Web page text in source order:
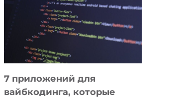
ИНСТРУМЕНТОВ
ДЛЯ
РАБОТЫ
7 приложений для
вайбкодинга, которые